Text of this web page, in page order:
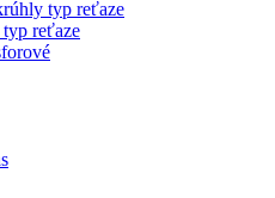
typ reťaze
typ reťaze